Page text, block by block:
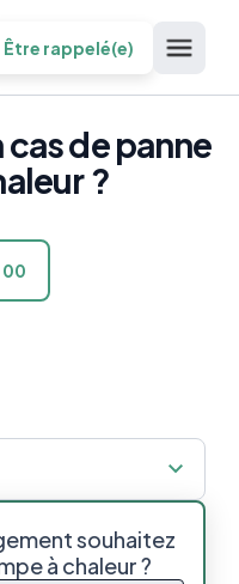
Être rappelé(e)
de panne
?
00
souhaitez
à chaleur ?